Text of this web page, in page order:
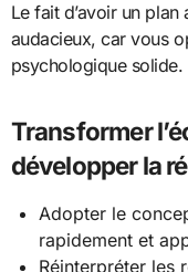
Le fait d’avoir un
audacieux, car vous
psychologique solide.
Transformer
développer la
Adopter le
rapidement et
Réinterpréter les